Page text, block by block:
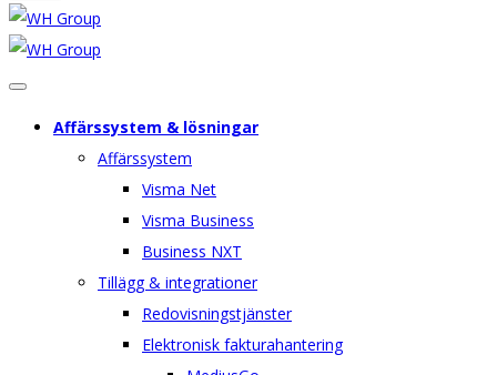
Affärssystem & lösningar
Affärssystem
Visma Net
Visma Business
Business NXT
Tillägg & integrationer
Redovisningstjänster
Elektronisk fakturahantering